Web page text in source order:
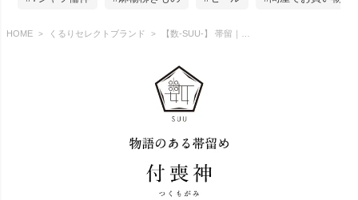
HOME くるりセレクトブランド 【数-SUU-】 帯留｜付喪神（Tsukumogami）